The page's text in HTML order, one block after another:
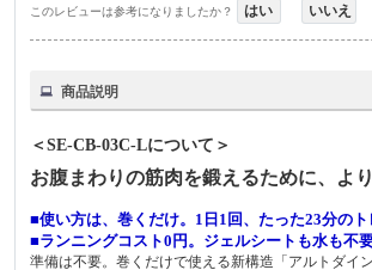
このレビューは参考になりましたか？ はい いいえ
商品説明
＜SE-CB-03C-Lについて＞
お腹まわりの筋肉を鍛えるために、よ
■使い方は、巻くだけ。1日1回、たった23分の
■ランニングコスト0円。ジェルシートも水も不要
準備は不要。巻くだけで使える新構造「アルトダイン